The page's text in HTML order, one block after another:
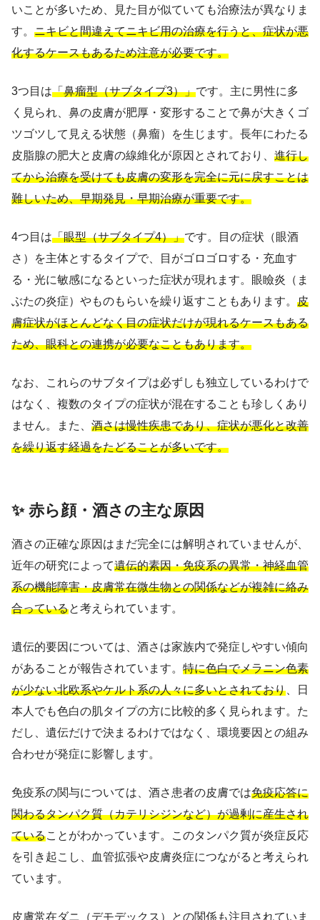
いことが多いため、見た目が似ていても治療法が異なりま
す。 ニキビと間違えてニキビ用の治療を行うと、症状が悪
化するケースもあるため注意が必要です。
3つ目は「鼻瘤型（サブタイプ3）」です。主に男性に多
く見られ、鼻の皮膚が肥厚・変形することで鼻が大きくゴ
ツゴツして見える状態（鼻瘤）を生じます。長年にわたる
皮脂腺の肥大と皮膚の線維化が原因とされており、 進行し
てから治療を受けても皮膚の変形を完全に元に戻すことは
難しいため、早期発見・早期治療が重要です。
4つ目は「眼型（サブタイプ4）」です。目の症状（眼酒
さ）を主体とするタイプで、目がゴロゴロする・充血す
る・光に敏感になるといった症状が現れます。眼瞼炎（ま
ぶたの炎症）やものもらいを繰り返すこともあります。 皮
膚症状がほとんどなく目の症状だけが現れるケースもある
ため、眼科との連携が必要なこともあります。
なお、これらのサブタイプは必ずしも独立しているわけで
はなく、複数のタイプの症状が混在することも珍しくあり
ません。また、 酒さは慢性疾患であり、症状が悪化と改善
を繰り返す経過をたどることが多いです。
✨ 赤ら顔・酒さの主な原因
酒さの正確な原因はまだ完全には解明されていませんが、
近年の研究によって遺伝的素因・免疫系の異常・神経血管
系の機能障害・皮膚常在微生物との関係などが複雑に絡み
合っていると考えられています。
遺伝的要因については、酒さは家族内で発症しやすい傾向
があることが報告されています。 特に色白でメラニン色素
が少ない北欧系やケルト系の人々に多いとされており 、日
本人でも色白の肌タイプの方に比較的多く見られます。た
だし、遺伝だけで決まるわけではなく、環境要因との組み
合わせが発症に影響します。
免疫系の関与については、酒さ患者の皮膚では免疫応答に
関わるタンパク質（カテリシジンなど）が過剰に産生され
ていることがわかっています。このタンパク質が炎症反応
を引き起こし、血管拡張や皮膚炎症につながると考えられ
ています。
皮膚常在ダニ（デモデックス）との関係も注目されていま